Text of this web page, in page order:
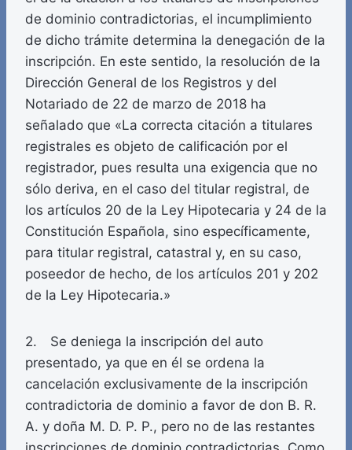
de dominio contradictorias, el incumplimiento
de dicho trámite determina la denegación de la
inscripción. En este sentido, la resolución de la
Dirección General de los Registros y del
Notariado de 22 de marzo de 2018 ha
señalado que «La correcta citación a titulares
registrales es objeto de calificación por el
registrador, pues resulta una exigencia que no
sólo deriva, en el caso del titular registral, de
los artículos 20 de la Ley Hipotecaria y 24 de la
Constitución Española, sino específicamente,
para titular registral, catastral y, en su caso,
poseedor de hecho, de los artículos 201 y 202
de la Ley Hipotecaria.»
2. Se deniega la inscripción del auto
presentado, ya que en él se ordena la
cancelación exclusivamente de la inscripción
contradictoria de dominio a favor de don B. R.
A. y doña M. D. P. P., pero no de las restantes